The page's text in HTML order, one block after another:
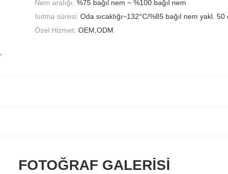
Nem aralığı: %75 bağıl nem ~ %100 bağıl nem
Isıtma süresi: Oda sıcaklığı~132°C/%85 bağıl nem yakl. 50
Özel Hizmet: OEM,ODM
,
FOTOĞRAF GALERISI